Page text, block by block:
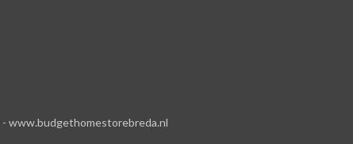
- www.budgethomestorebreda.nl